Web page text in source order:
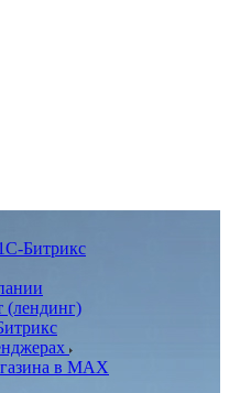
Битрикс
(лендинг)
в MAX